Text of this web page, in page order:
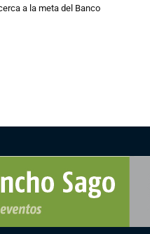
a la meta del Banco